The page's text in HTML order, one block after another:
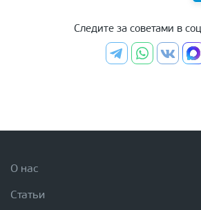
Следите за советами в
О нас
Статьи